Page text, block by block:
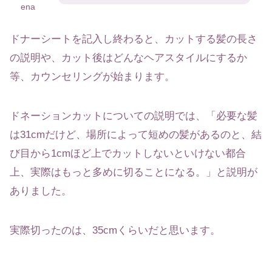
ena
ドナーシートを記入し終わると、カットする髪の長さ
の説明や、カット後はどんなヘアスタイルにするか
等、カウンセリングが始まります。
ドネーションカットについての説明では、「必要な髪
は31cmだけど、場所によって短めの髪があるのと、結
び目から1cmほど上でカットしないといけない都合
上、実際はもっと多めに切ることになる。」と説明が
ありました。
実際切ったのは、35cmくらいだと思います。